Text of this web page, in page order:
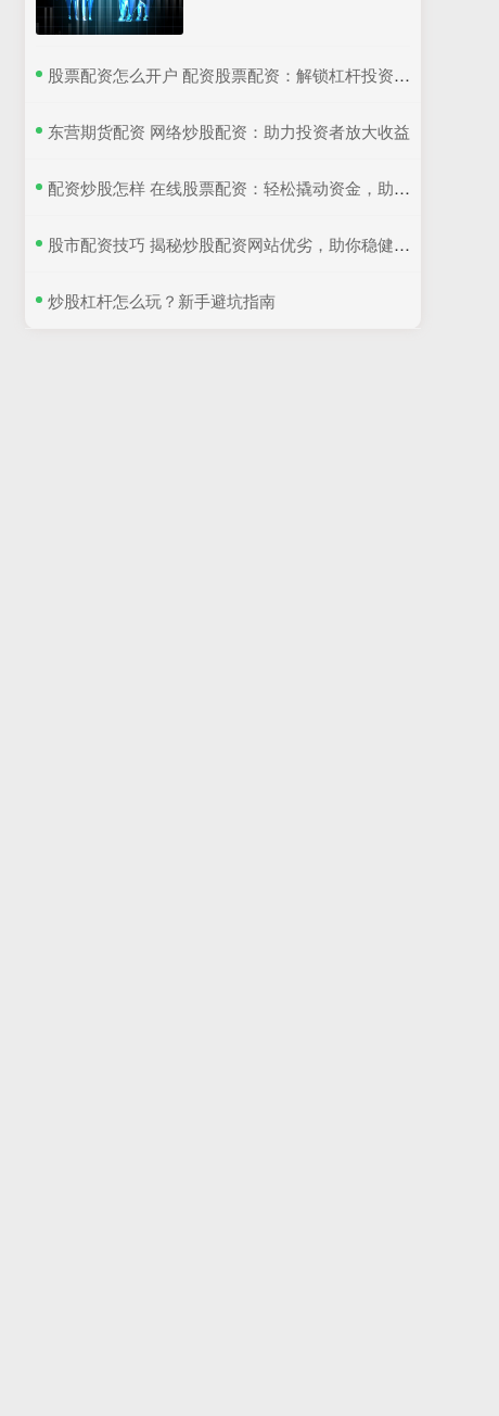
​股票配资怎么开户 配资股票配资：解锁杠杆投资，助力财富增值
​东营期货配资 网络炒股配资：助力投资者放大收益
​配资炒股怎样 在线股票配资：轻松撬动资金，助您投资致富
​股市配资技巧 揭秘炒股配资网站优劣，助你稳健获利
​炒股杠杆怎么玩？新手避坑指南